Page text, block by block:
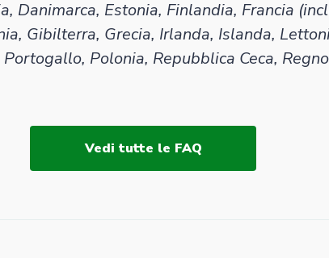
Danimarca, Estonia, Finlandia, Francia
Gibilterra, Grecia, Irlanda, Islanda,
Polonia, Repubblica Ceca,
Vedi tutte le FAQ